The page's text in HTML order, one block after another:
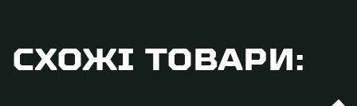
СХОЖІ ТОВАРИ: